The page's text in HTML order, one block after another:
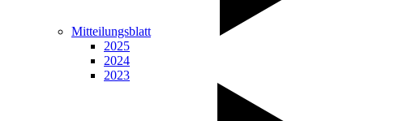
Mitteilungsblatt
2025
2024
2023